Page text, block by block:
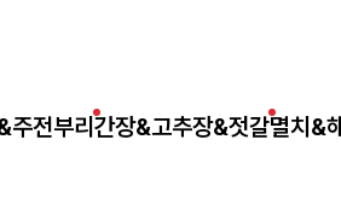
주전부리 간장&고추장&젓갈멸치&